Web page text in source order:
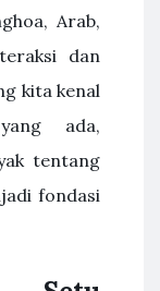
Arab,
dan
kita kenal
ada,
tentang
fondasi